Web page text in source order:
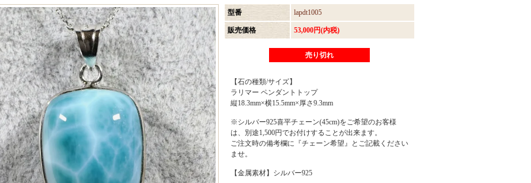
型番 lapdt1005
販売価格 53,000円(内税)
売り切れ
【石の種類/サイズ】
ラリマー ペンダントトップ
縦18.3mm×横15.5mm×厚さ9.3mm
※シルバー925喜平チェーン(45cm)をご希望のお客様
は、別途1,500円でお付けすることが出来ます。
ご注文時の備考欄に『チェーン希望』とご記載ください
ませ。
【金属素材】シルバー925